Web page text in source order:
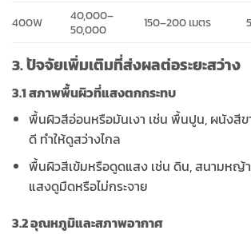
400W
40,000–
50,000
150–200 เมตร
3. ปัจจัยเพิ่มเติมที่ส่งผลต่อระยะสว่าง
3.1 สภาพพื้นผิวที่แสงตกกระทบ
พื้นผิวสีอ่อนหรือมันเงา เช่น พื้นปูน, ผนังสีข
ดี ทำให้ดูสว่างไกล
พื้นผิวสีเข้มหรือดูดแสงเช่น ดิน, สนามหญ้า
แสงดูมืดหรือไม่กระจาย
3.2 อุณหภูมิและสภาพอากาศ